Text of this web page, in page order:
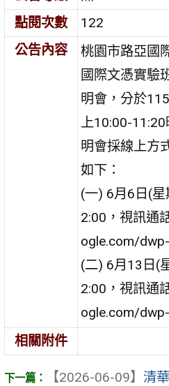
點閱次數
122
公告內容
桃園市路亞國
國際文憑實驗
明會，分於
上10:00-
明會採線上方
如下：
(一) 6月6日(
2:00，視訊通
ogle.com/
(二) 6月13日(
2:00，視訊通
ogle.com/
相關附件
【2026-06-09】 清